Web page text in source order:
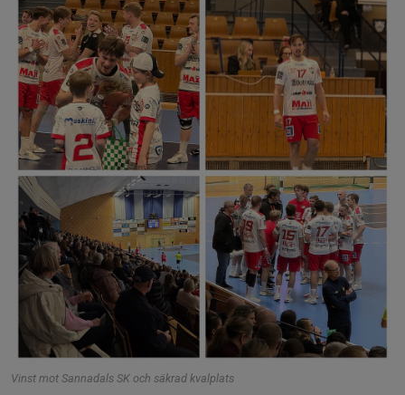
Vinst mot Sannadals SK och säkrad kvalplats